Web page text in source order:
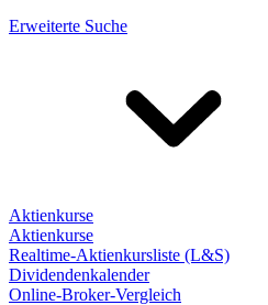
Erweiterte Suche
Aktienkurse
Aktienkurse
Realtime-Aktienkursliste (L&S)
Dividendenkalender
Online-Broker-Vergleich